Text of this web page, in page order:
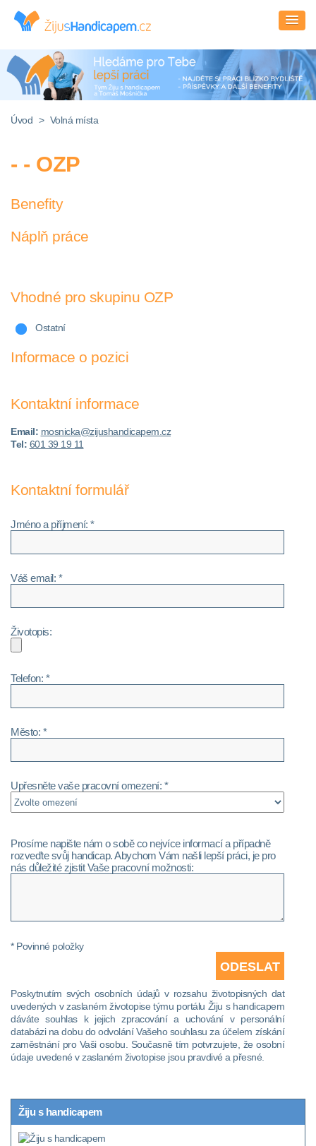
Úvod > Volná místa
- - OZP
Benefity
Náplň práce
Vhodné pro skupinu OZP
Ostatní
Informace o pozici
Kontaktní informace
Email: mosnicka@zijushandicapem.cz
Tel: 601 39 19 11
Kontaktní formulář
Jméno a příjmení: *
Váš email: *
Životopis:
Telefon: *
Město: *
Upřesněte vaše pracovní omezení: *
Prosíme napište nám o sobě co nejvíce informací a případně
rozveďte svůj handicap. Abychom Vám našli lepší práci, je pro
nás důležité zjistit Vaše pracovní možnosti:
* Povinné položky
Poskytnutím svých osobních údajů v rozsahu životopisných dat
uvedených v zaslaném životopise týmu portálu Žiju s handicapem
dáváte souhlas k jejich zpracování a uchování v personální
databázi na dobu do odvolání Vašeho souhlasu za účelem získání
zaměstnání pro Vaši osobu. Současně tím potvrzujete, že osobní
údaje uvedené v zaslaném životopise jsou pravdivé a přesné.
Žiju s handicapem